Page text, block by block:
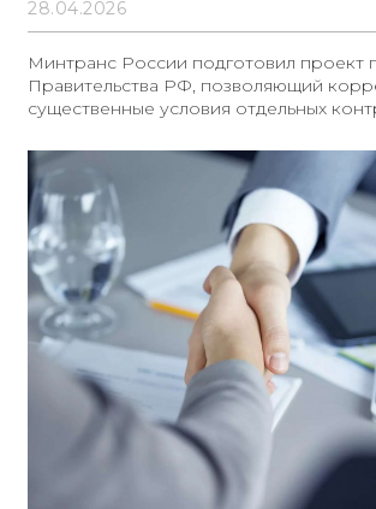
28.04.2026
Минтранс России подготовил проект
Правительства РФ, позволяющий
существенные условия отдельных
с 1 января 2026 года.Мера
заключённые до указанной даты
федеральных нужд, предметом которых
ремонт и (или) содержание
общего пользования федерального
реализует положения ч. 65.1 ст. 112